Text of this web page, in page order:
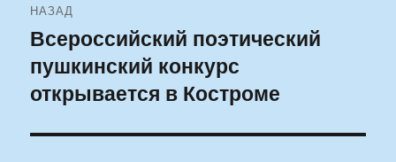
по
записям
НАЗАД
Предыдущая
запись:
Всероссийский поэтический
пушкинский конкурс
открывается в Костроме